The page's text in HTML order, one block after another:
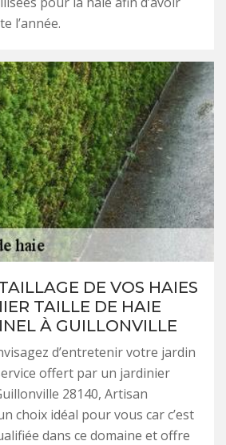
l’année.
DE VOS HAIES
TAILLE DE HAIE
À GUILLONVILLE
d’entretenir votre jardin
offert par un jardinier
28140, Artisan
choix idéal pour vous car c’est
dans ce domaine et offre